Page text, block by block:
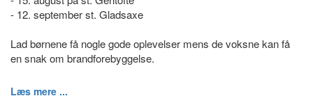
- 12. september st. Gladsaxe
Lad børnene få nogle gode oplevelser mens de voksne kan få
en snak om brandforebyggelse.
Læs mere ...